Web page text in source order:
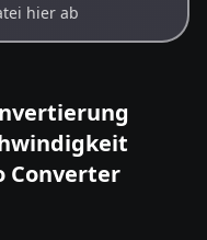
hier ab
Converter